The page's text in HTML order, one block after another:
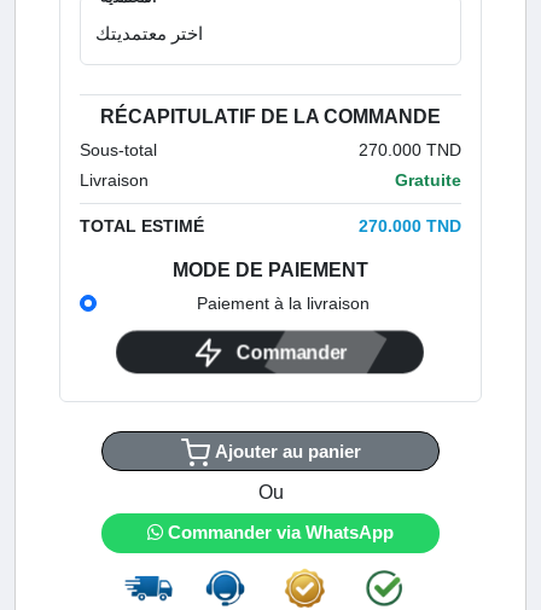
RÉCAPITULATIF DE LA COMMANDE
Sous-total
270.000 TND
Livraison
Gratuite
TOTAL ESTIMÉ 270.000 TND
MODE DE PAIEMENT
Paiement à la livraison
Commander
Ajouter au panier
Ou
Commander via WhatsApp